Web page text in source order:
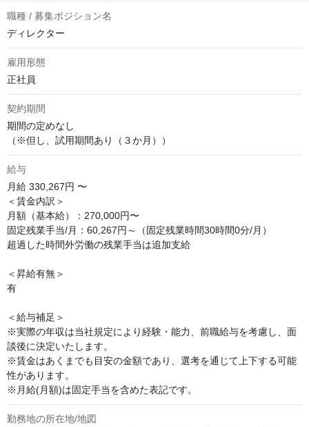
職種 / 募集ポジション名
ディレクター
雇用形態
正社員
契約期間
期間の定めなし
（※但し、試用期間あり（３か月））
給与
月給 330,267円 〜
＜賃金内訳＞
月額（基本給）：270,000円〜
固定残業手当/月：60,267円～（固定残業時間30時間0分/月）
超過した時間外労働の残業手当は追加支給
＜昇給有無＞
有
＜給与補足＞
※実際の年収は当社規定により経験・能力、前職給与を考慮し、面
談後に決定いたします。
※賃金はあくまでも目安の金額であり、選考を通じて上下する可能
性があります。
※月給(月額)は固定手当を含めた表記です。
勤務地の所在地/地図